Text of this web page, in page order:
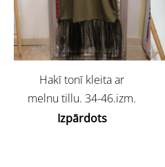
Hakī tonī kleita ar
melnu tillu. 34-46.izm.
Izpārdots